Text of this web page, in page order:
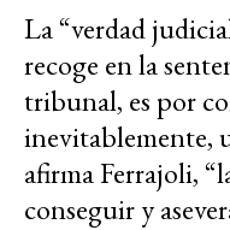
La “verdad
recoge en la
tribunal, es por
inevitablemente,
afirma Ferrajoli,
conseguir y